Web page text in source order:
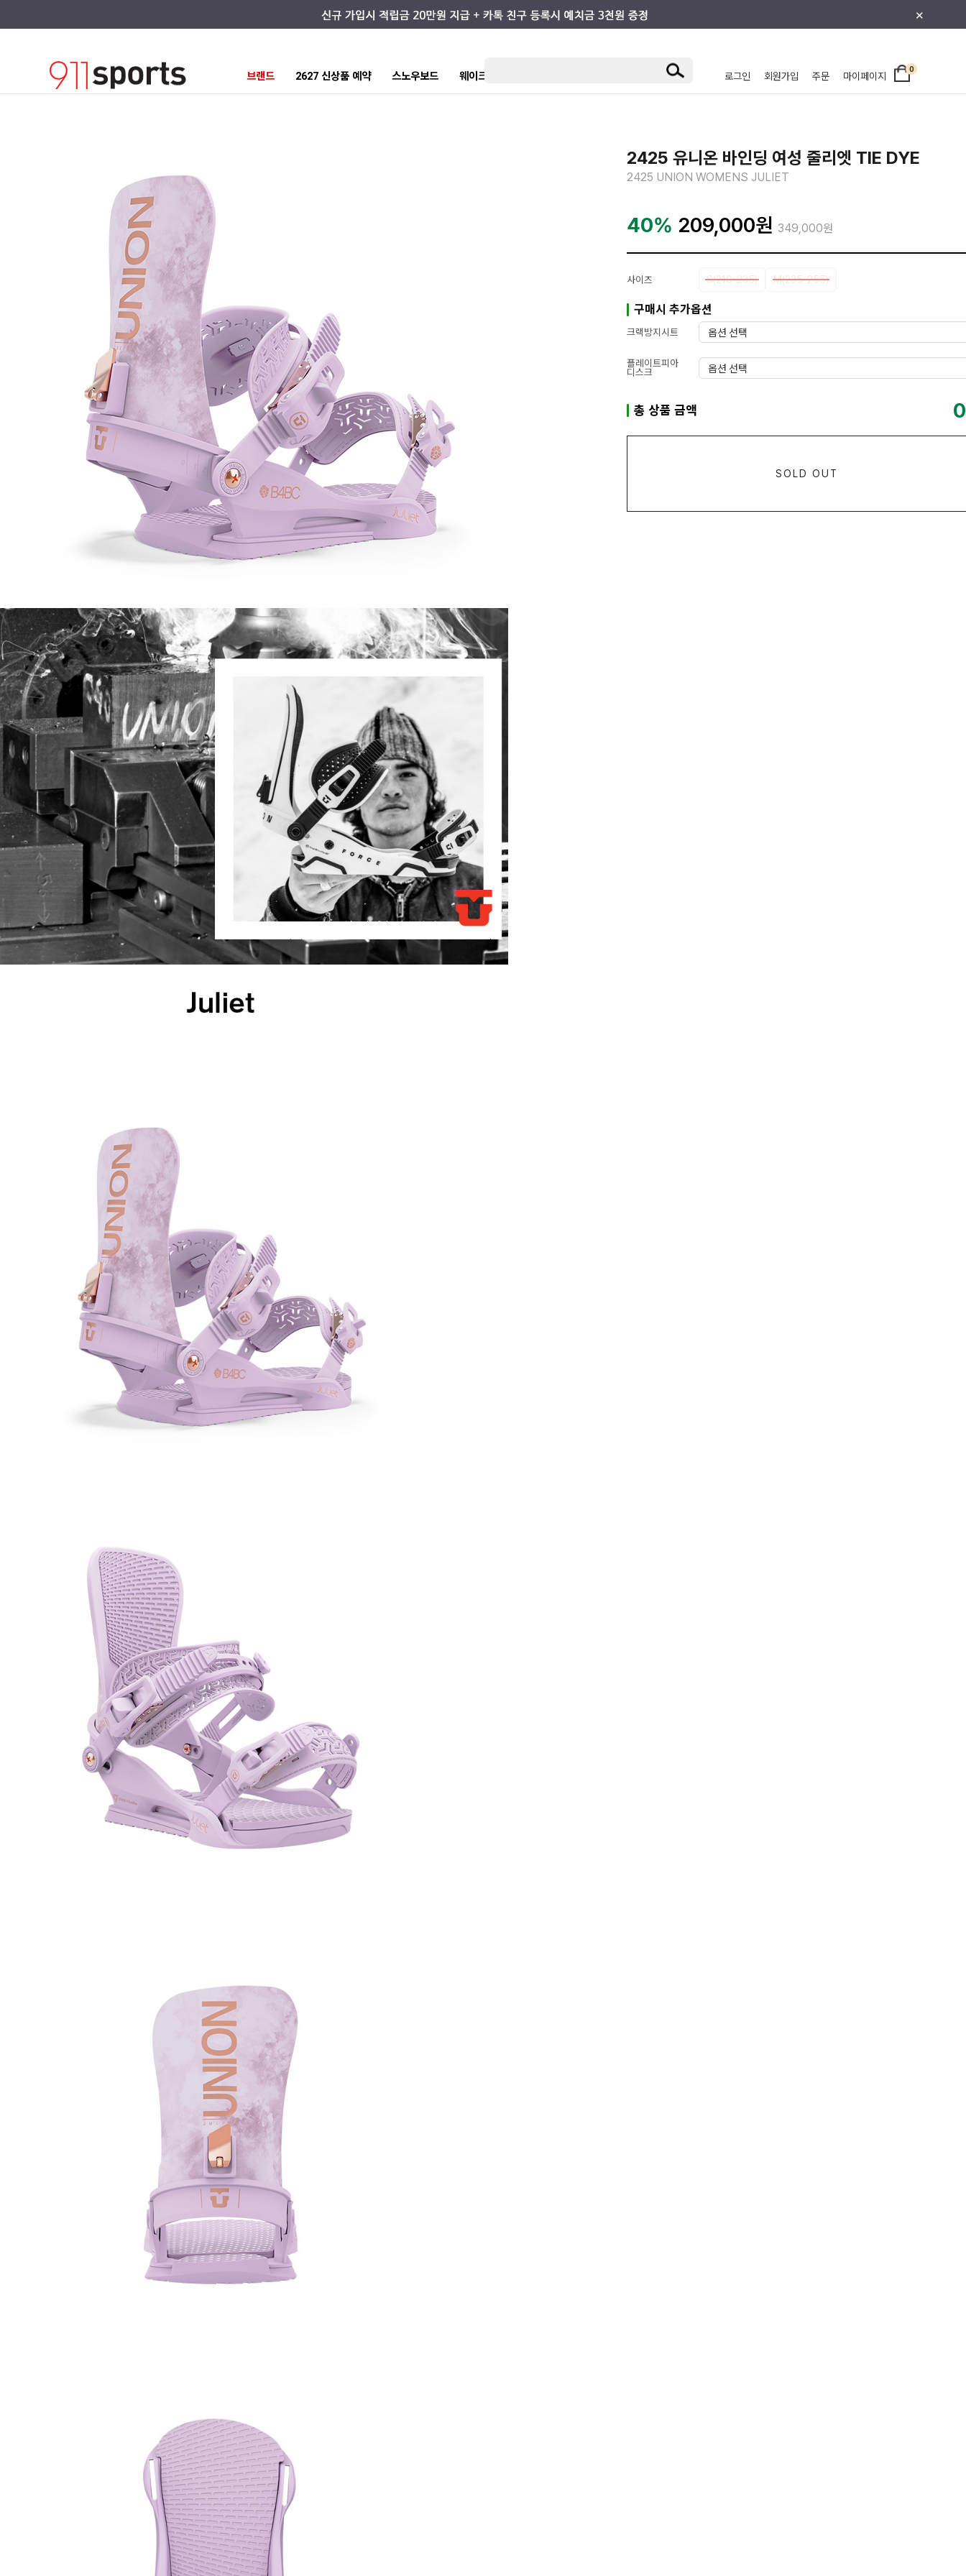
×
브랜드 2627 신상품 예약 스노우보드 웨이크/서핑 키즈/주니어 로그인 회원가입 주문 마이페이지
0
2425 유니온 바인딩 여성 줄리엣 TIE DYE
2425 UNION WOMENS JULIET
40% 209,000원 349,000원
사이즈 S(210-235) M(235-255)
구매시 추가옵션
크랙방지시트
플레이트피아
디스크
총 상품 금액 0
SOLD OUT